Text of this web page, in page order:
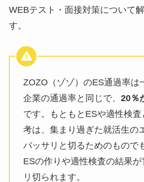
WEBテスト・面接対策について
す。
ZOZO（ゾゾ）のES通過率は
企業の通過率と同じで、 20％
です。もともとESや適性検査
考は、集まり過ぎた就活生の
バッサリと切るためのもので
ESの作りや適性検査の結果
リ切られます。